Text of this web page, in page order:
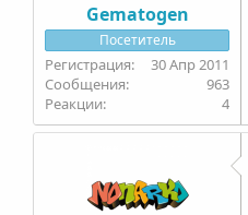
Gematogen
Посетитель
30 Апр 2011
963
4